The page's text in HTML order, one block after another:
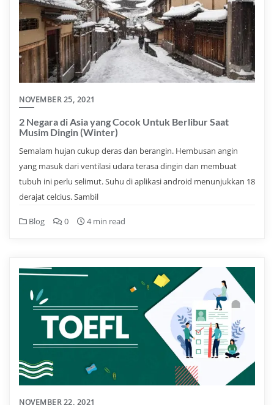
NOVEMBER 25, 2021
2 Negara di Asia yang Cocok Untuk Berlibur Saat
Musim Dingin (Winter)
Semalam hujan cukup deras dan berangin. Hembusan angin
yang masuk dari ventilasi udara terasa dingin dan membuat
tubuh ini perlu selimut. Suhu di aplikasi android menunjukkan 18
derajat celcius. Sambil
Blog 0 4 min read
NOVEMBER 22, 2021